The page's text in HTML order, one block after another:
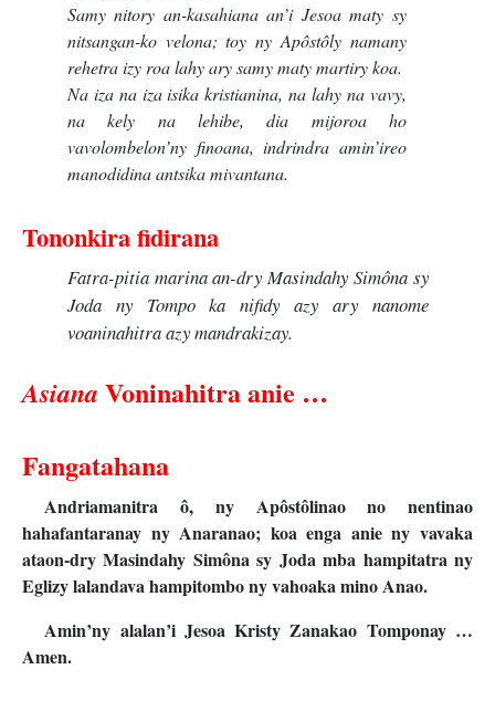
Samy nitory an-kasahiana an’i Jesoa maty sy
nitsangan-ko velona; toy ny Apôstôly namany
rehetra izy roa lahy ary samy maty martiry koa.
Na iza na iza isika kristianina, na lahy na vavy,
na kely na lehibe, dia mijoroa ho
vavolombelon’ny finoana, indrindra amin’ireo
manodidina antsika mivantana.
Tononkira fidirana
Fatra-pitia marina an-dry Masindahy Simôna sy
Joda ny Tompo ka nifidy azy ary nanome
voaninahitra azy mandrakizay.
Asiana Voninahitra anie …
Fangatahana
Andriamanitra ô, ny Apôstôlinao no nentinao
hahafantaranay ny Anaranao; koa enga anie ny vavaka
ataon-dry Masindahy Simôna sy Joda mba hampitatra ny
Eglizy lalandava hampitombo ny vahoaka mino Anao.
Amin’ny alalan’i Jesoa Kristy Zanakao Tomponay …
Amen.